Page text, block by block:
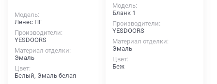
Модель
Ленес ПГ
Производители
YESDOORS
Материал отделки
Эмаль
Цвет
Белый, Эмаль белая
Модель
Бланк 1
Производители
YESDOORS
Материал отделки
Эмаль
Цвет
Беж